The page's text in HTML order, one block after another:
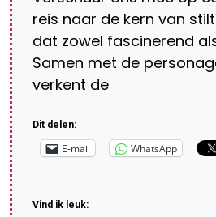
reis naar de kern van
dat zowel fascinerend
Samen met de
verkent de
Dit delen:
E-mail WhatsApp
Vind ik leuk: